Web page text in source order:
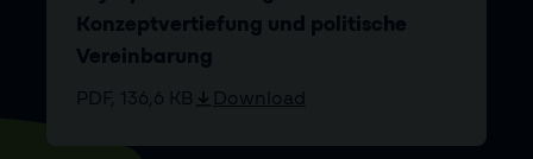
Konzeptvertiefung und politische
Vereinbarung
PDF, 136,6 KB Download